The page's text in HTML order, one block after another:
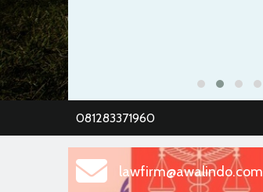
081283371960
lawfirm@awalindo.com